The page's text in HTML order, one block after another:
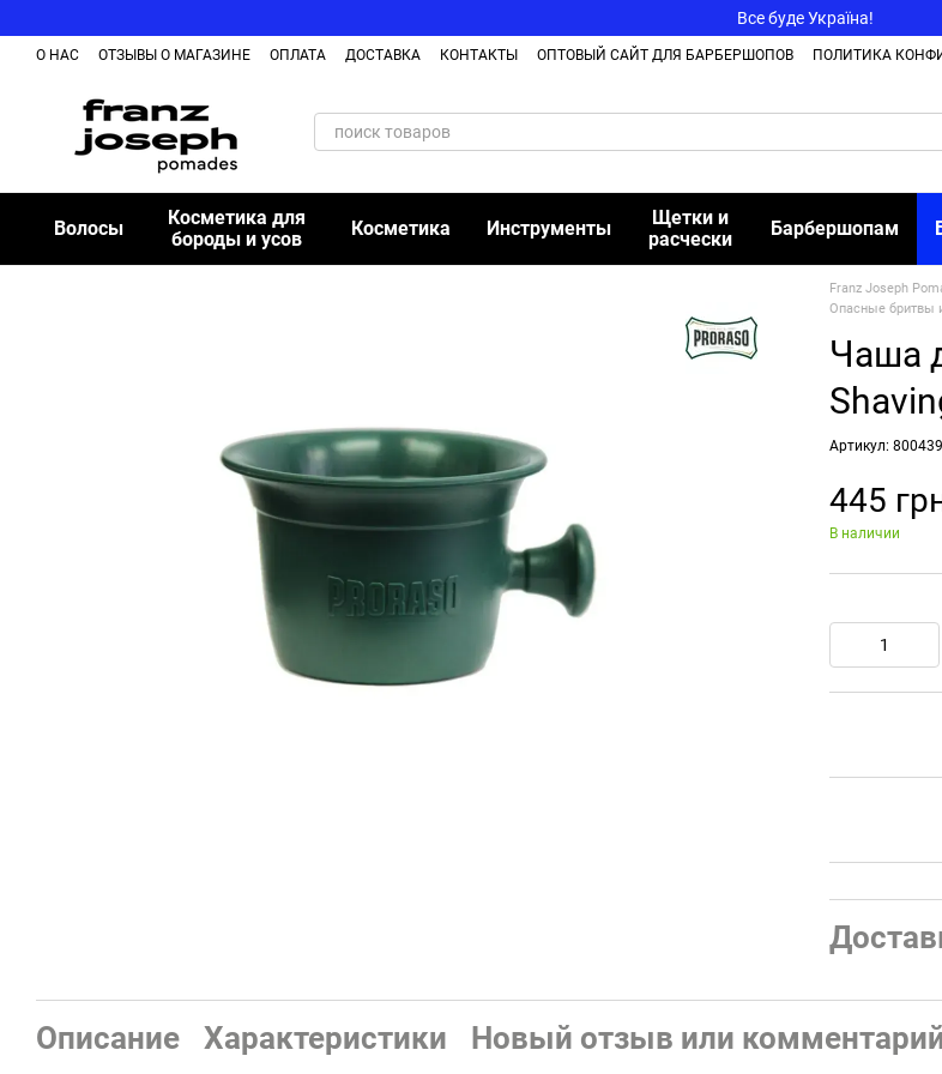
Все буде Україна!
О НАС ОТЗЫВЫ О МАГАЗИНЕ ОПЛАТА ДОСТАВКА КОНТАКТЫ ОПТОВЫЙ САЙТ ДЛЯ БАРБЕРШОПОВ
ПОЛИТИКА
Волосы
Косметика для
бороды и усов
Косметика Инструменты
Щетки и
расчески
Барбершопам
Franz Joseph
Опасные бритвы
Чаша
Артикул:
445
В наличии
Описание Характеристики Новый отзыв или